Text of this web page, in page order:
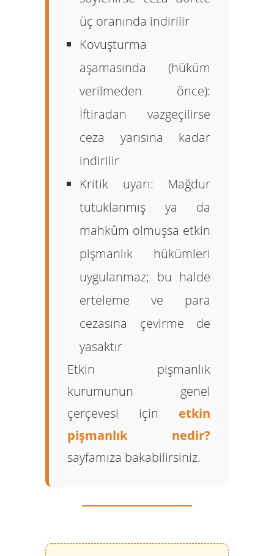
üç oranında indirilir
Kovuşturma
aşamasında (hüküm
verilmeden önce):
İftiradan vazgeçilirse
ceza yarısına kadar
indirilir
Kritik uyarı: Mağdur
tutuklanmış ya da
mahkûm olmuşsa etkin
pişmanlık hükümleri
uygulanmaz; bu halde
erteleme ve para
cezasına çevirme de
yasaktır
Etkin pişmanlık
kurumunun genel
çerçevesi için etkin
pişmanlık nedir?
sayfamıza bakabilirsiniz.